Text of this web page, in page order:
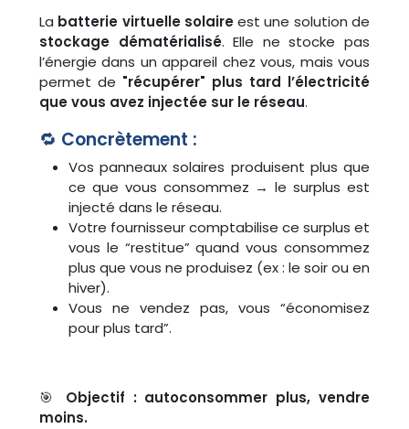
La batterie virtuelle solaireest une solution de
stockage dématérialisé. Elle ne stocke pas
l’énergie dans un appareil chez vous, mais vous
permet de "récupérer" plus tard l’électricité
que vous avez injectée sur le réseau.
🔁 Concrètement :
Vos panneaux solaires produisent plus que
ce que vous consommez → le surplus est
injecté dans le réseau.
Votre fournisseur comptabilise ce surplus et
vous le “restitue” quand vous consommez
plus que vous ne produisez (ex : le soir ou en
hiver).
Vous ne vendez pas, vous “économisez
pour plus tard”.
🎯 Objectif : autoconsommer plus, vendre
moins.